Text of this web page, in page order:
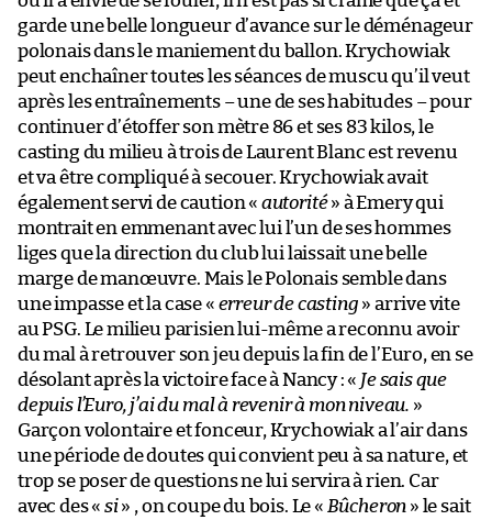
garde une belle longueur d’avance sur le déménageur
polonais dans le maniement du ballon. Krychowiak
peut enchaîner toutes les séances de muscu qu’il veut
après les entraînements – une de ses habitudes – pour
continuer d’étoffer son mètre 86 et ses 83 kilos, le
casting du milieu à trois de Laurent Blanc est revenu
et va être compliqué à secouer. Krychowiak avait
également servi de caution « autorité» à Emery qui
montrait en emmenant avec lui l’un de ses hommes
liges que la direction du club lui laissait une belle
marge de manœuvre. Mais le Polonais semble dans
une impasse et la case « erreur de casting » arrive vite
au PSG. Le milieu parisien lui-même a reconnu avoir
du mal à retrouver son jeu depuis la fin de l’Euro, en se
désolant après la victoire face à Nancy : « Je sais que
depuis l’Euro, j’ai du mal à revenir à mon niveau. »
Garçon volontaire et fonceur, Krychowiak a l’air dans
une période de doutes qui convient peu à sa nature, et
trop se poser de questions ne lui servira à rien. Car
avec des «si» , on coupe du bois. Le « Bûcheron » le sait